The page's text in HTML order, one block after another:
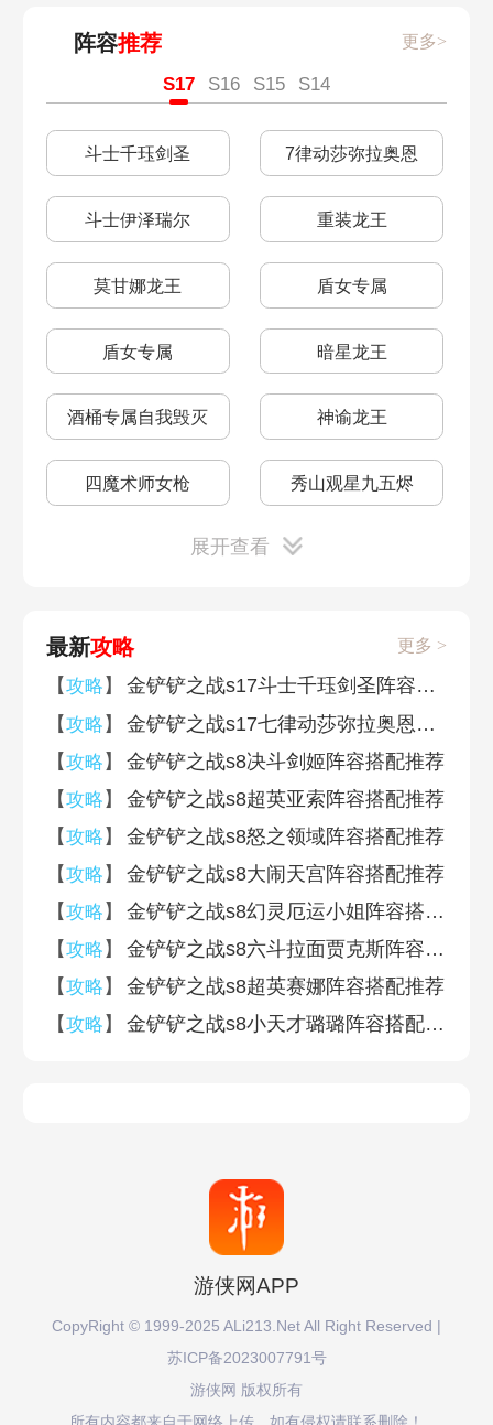
阵容推荐 更多>
S17 S16 S15 S14
斗士千珏剑圣 7律动莎弥拉奥恩
斗士伊泽瑞尔 重装龙王
莫甘娜龙王 盾女专属
盾女专属 暗星龙王
酒桶专属自我毁灭 神谕龙王
四魔术师女枪 秀山观星九五烬
莫德凯撒专属热寂
木灵薇古丝95 单顶贝蕾亚
波比专属飙速木灵 宇宙大爆炸专属
新星厄加特 派克专属赏金杀手
八四牧羊人娜美 拼多多露露
新星千珏 八四太空律动
木灵小法维迦 六斗科加斯
展开查看
最新攻略 更多 >
【攻略 】
金铲铲之战s17斗士千珏剑圣阵容搭配推荐
【攻略 】
金铲铲之战s17七律动莎弥拉奥恩阵容搭配推荐
【攻略 】
金铲铲之战s8决斗剑姬阵容搭配推荐
【攻略 】
金铲铲之战s8超英亚索阵容搭配推荐
【攻略 】
金铲铲之战s8怒之领域阵容搭配推荐
【攻略 】
金铲铲之战s8大闹天宫阵容搭配推荐
【攻略 】
金铲铲之战s8幻灵厄运小姐阵容搭配推荐
【攻略 】
金铲铲之战s8六斗拉面贾克斯阵容搭配推荐
【攻略 】
金铲铲之战s8超英赛娜阵容搭配推荐
【攻略 】 金铲铲之战s8小天才璐璐阵容搭配推荐
游侠网APP
CopyRight © 1999-2025 ALi213.Net All Right Reserved |
苏ICP备2023007791号
游侠网 版权所有
所有内容都来自于网络上传，如有侵权请联系删除！